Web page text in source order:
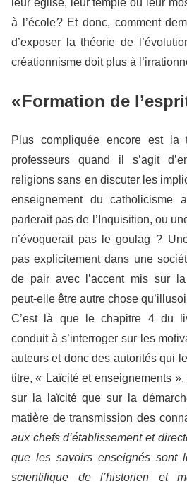
à l’école ? Et donc, comment
d’exposer la théorie de
créationnisme doit plus à
« Formation de
Plus compliquée encore est la
professeurs quand il s’agit
religions sans en discuter les
enseignement du catholicisme
parlerait pas de l’Inquisition, ou
n’évoquerait pas le goulag ?
pas explicitement dans une
de pair avec l’accent mis sur
peut-elle être autre chose
C’est là que le chapitre 4 du
conduit à s’interroger sur les
auteurs et donc des autorités qui
titre, « Laïcité et enseignements
sur la laïcité que sur la
matière de transmission des
aux chefs d’établissement et
que les savoirs enseignés sont
scientifique de l’historien et